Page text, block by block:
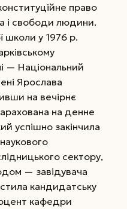
право
і свободи людини.
школи у 1976 р.
— Національний
Ярослава
на вечірнє
на денне
успішно закінчила
сектору,
— завідувача
кандидатську
кафедри